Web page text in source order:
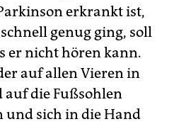
erkrankt ist,
genug ging, soll
er nicht hören kann.
auf allen Vieren in
auf die Fußsohlen
und sich in die Hand